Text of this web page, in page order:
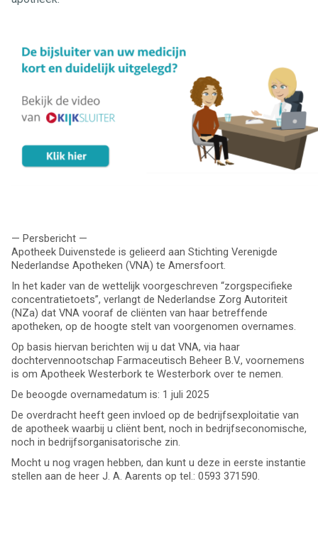
— Persbericht —
Apotheek Duivenstede is gelieerd aan Stichting Verenigde
Nederlandse Apotheken (VNA) te Amersfoort.
In het kader van de wettelijk voorgeschreven “zorgspecifieke
concentratietoets”, verlangt de Nederlandse Zorg Autoriteit
(NZa) dat VNA vooraf de cliënten van haar betreffende
apotheken, op de hoogte stelt van voorgenomen overnames.
Op basis hiervan berichten wij u dat VNA, via haar
dochtervennootschap Farmaceutisch Beheer B.V., voornemens
is om Apotheek Westerbork te Westerbork over te nemen.
De beoogde overnamedatum is: 1 juli 2025
De overdracht heeft geen invloed op de bedrijfsexploitatie van
de apotheek waarbij u cliënt bent, noch in bedrijfseconomische,
noch in bedrijfsorganisatorische zin.
Mocht u nog vragen hebben, dan kunt u deze in eerste instantie
stellen aan de heer J. A. Aarents op tel.: 0593 371590.